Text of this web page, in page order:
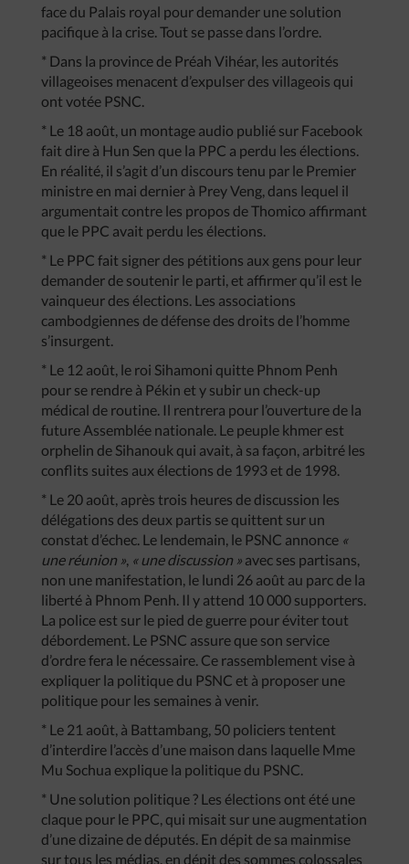
face du Palais royal pour demander une solution
pacifique à la crise. Tout se passe dans l’ordre.
* Dans la province de Préah Vihéar, les autorités
villageoises menacent d’expulser des villageois qui
ont votée PSNC.
* Le 18 août, un montage audio publié sur Facebook
fait dire à Hun Sen que la PPC a perdu les élections.
En réalité, il s’agit d’un discours tenu par le Premier
ministre en mai dernier à Prey Veng, dans lequel il
argumentait contre les propos de Thomico affirmant
que le PPC avait perdu les élections.
* Le PPC fait signer des pétitions aux gens pour leur
demander de soutenir le parti, et affirmer qu’il est le
vainqueur des élections. Les associations
cambodgiennes de défense des droits de l’homme
s’insurgent.
* Le 12 août, le roi Sihamoni quitte Phnom Penh
pour se rendre à Pékin et y subir un check-up
médical de routine. Il rentrera pour l’ouverture de la
future Assemblée nationale. Le peuple khmer est
orphelin de Sihanouk qui avait, à sa façon, arbitré les
conflits suites aux élections de 1993 et de 1998.
* Le 20 août, après trois heures de discussion les
délégations des deux partis se quittent sur un
constat d’échec. Le lendemain, le PSNC annonce «
une réunion », « une discussion » avec ses partisans,
non une manifestation, le lundi 26 août au parc de la
liberté à Phnom Penh. Il y attend 10 000 supporters.
La police est sur le pied de guerre pour éviter tout
débordement. Le PSNC assure que son service
d’ordre fera le nécessaire. Ce rassemblement vise à
expliquer la politique du PSNC et à proposer une
politique pour les semaines à venir.
* Le 21 août, à Battambang, 50 policiers tentent
d’interdire l’accès d’une maison dans laquelle Mme
Mu Sochua explique la politique du PSNC.
* Une solution politique ? Les élections ont été une
claque pour le PPC, qui misait sur une augmentation
d’une dizaine de députés. En dépit de sa mainmise
sur tous les médias, en dépit des sommes colossales